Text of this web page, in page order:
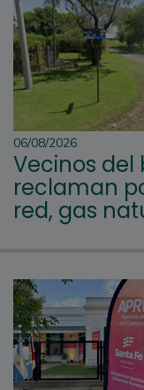
06/08/2026
Vecinos del
reclaman
red, gas